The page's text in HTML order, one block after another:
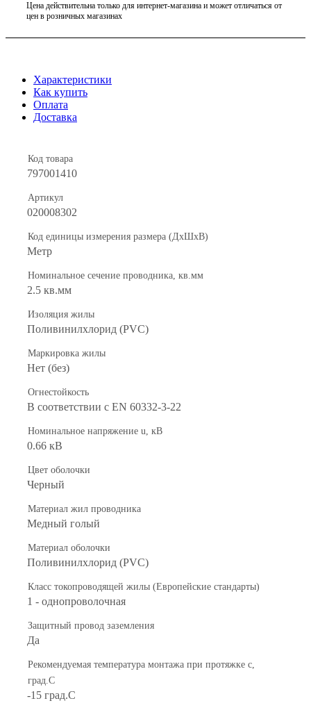
Цена действительна только для интернет-магазина и может отличаться от
цен в розничных магазинах
Характеристики
Как купить
Оплата
Доставка
Код товара
797001410
Артикул
020008302
Код единицы измерения размера (ДхШхВ)
Метр
Номинальное сечение проводника, кв.мм
2.5 кв.мм
Изоляция жилы
Поливинилхлорид (PVC)
Маркировка жилы
Нет (без)
Огнестойкость
В соответствии с EN 60332-3-22
Номинальное напряжение u, кВ
0.66 кВ
Цвет оболочки
Черный
Материал жил проводника
Медный голый
Материал оболочки
Поливинилхлорид (PVC)
Класс токопроводящей жилы (Европейские стандарты)
1 - однопроволочная
Защитный провод заземления
Да
Рекомендуемая температура монтажа при протяжке с,
град.C
-15 град.C